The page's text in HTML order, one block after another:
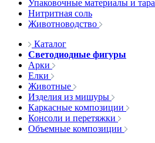
Упаковочные материалы и тара
Нитритная соль
Животноводство
Каталог
Светодиодные фигуры
Арки
Елки
Животные
Изделия из мишуры
Каркасные композиции
Консоли и перетяжки
Объемные композиции